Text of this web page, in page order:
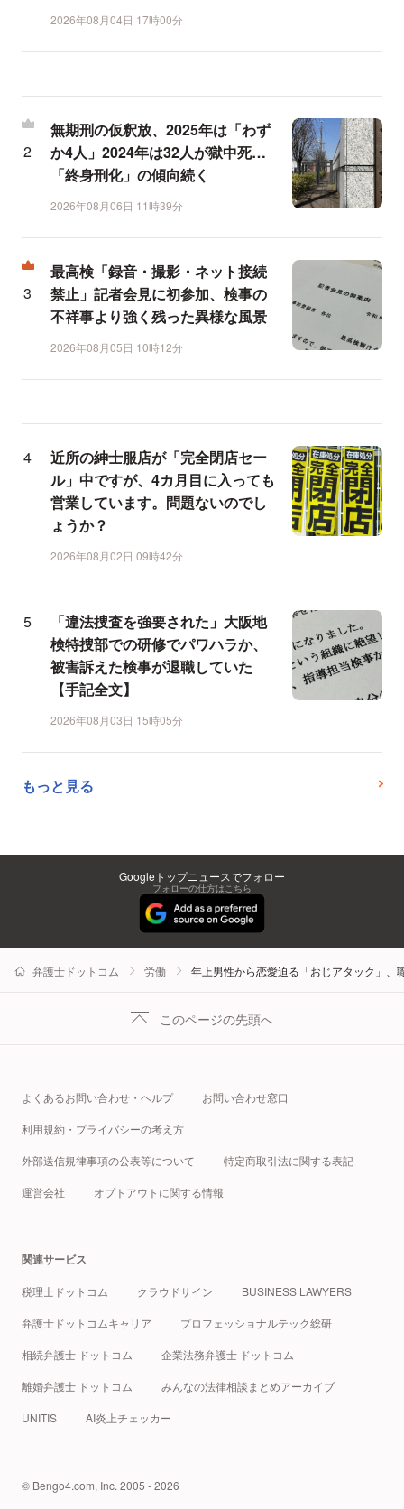
2026年08月04日 17時00分
無期刑の仮釈放、2025年は「わず
か4人」2024年は32人が獄中死…
「終身刑化」の傾向続く
2026年08月06日 11時39分
最高検「録音・撮影・ネット接続
禁止」記者会見に初参加、検事の
不祥事より強く残った異様な風景
2026年08月05日 10時12分
近所の紳士服店が「完全閉店セー
ル」中ですが、4カ月目に入っても
営業しています。問題ないのでし
ょうか？
2026年08月02日 09時42分
「違法捜査を強要された」大阪地
検特捜部での研修でパワハラか、
被害訴えた検事が退職していた
【手記全文】
2026年08月03日 15時05分
もっと見る
Googleトップニュースでフォロー
フォローの仕方はこちら
弁護士ドットコム 労働 年上男性から恋愛迫る「おじアタック」、
このページの先頭へ
よくあるお問い合わせ・ヘルプ お問い合わせ窓口
利用規約・プライバシーの考え方
外部送信規律事項の公表等について 特定商取引法に関する表記
運営会社 オプトアウトに関する情報
関連サービス
税理士ドットコム クラウドサイン BUSINESS LAWYERS
弁護士ドットコムキャリア プロフェッショナルテック総研
相続弁護士 ドットコム 企業法務弁護士 ドットコム
離婚弁護士 ドットコム みんなの法律相談まとめアーカイブ
UNITIS AI炎上チェッカー
© Bengo4.com, Inc. 2005 - 2026